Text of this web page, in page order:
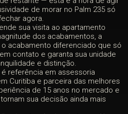
de morar no Palm 235 só
agora.
sua visita ao apartamento
dos acabamentos, a
acabamento diferenciado que só
contato e garanta sua unidade
e distinção.
é referência em assessoria
Curitiba e parceira das melhores
de 15 anos no mercado e
sua decisão ainda mais